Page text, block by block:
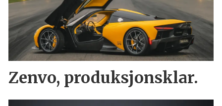
Zenvo, produksjonsklar.